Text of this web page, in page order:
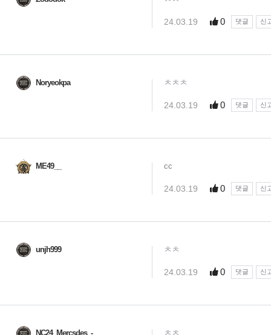
24.03.19 0 댓글 신
Noryeokpa ㅊㅊㅊ
24.03.19 0 댓글 신
ME49__ cc
24.03.19 0 댓글 신
unjh999 ㅊㅊ
24.03.19 0 댓글 신
NC24_Mercsdes_- ㅊㅊ